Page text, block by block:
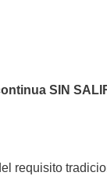
SIN
requisito